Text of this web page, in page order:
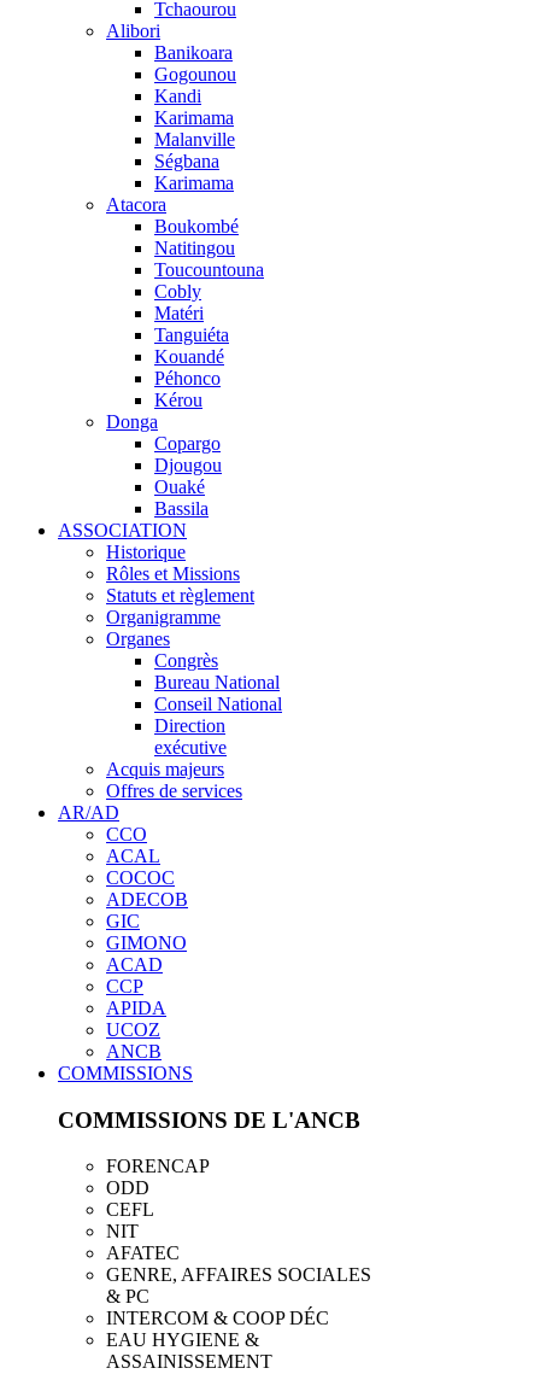
Tchaourou
Alibori
Banikoara
Gogounou
Kandi
Karimama
Malanville
Ségbana
Karimama
Atacora
Boukombé
Natitingou
Toucountouna
Cobly
Matéri
Tanguiéta
Kouandé
Péhonco
Kérou
Donga
Copargo
Djougou
Ouaké
Bassila
ASSOCIATION
Historique
Rôles et Missions
Statuts et règlement
Organigramme
Organes
Congrès
Bureau National
Conseil National
Direction
exécutive
Acquis majeurs
Offres de services
AR/AD
CCO
ACAL
COCOC
ADECOB
GIC
GIMONO
ACAD
CCP
APIDA
UCOZ
ANCB
COMMISSIONS
COMMISSIONS DE L'ANCB
FORENCAP
ODD
CEFL
NIT
AFATEC
GENRE, AFFAIRES SOCIALES
& PC
INTERCOM & COOP DÉC
EAU HYGIENE &
ASSAINISSEMENT